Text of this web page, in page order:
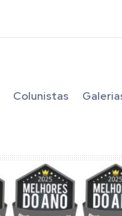
Colunistas